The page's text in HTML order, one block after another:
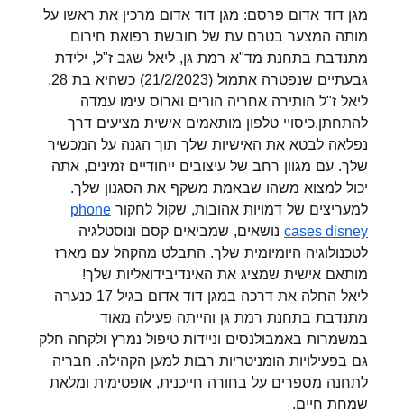
מגן דוד אדום פרסם: מגן דוד אדום מרכין את ראשו על
מותה המצער בטרם עת של חובשת רפואת חירום
מתנדבת בתחנת מד"א רמת גן, ליאל שגב ז"ל, ילידת
גבעתיים שנפטרה אתמול (21/2/2023) כשהיא בת 28.
ליאל ז"ל הותירה אחריה הורים וארוס עימו עמדה
להתחתן.כיסויי טלפון מותאמים אישית מציעים דרך
נפלאה לבטא את האישיות שלך תוך הגנה על המכשיר
שלך. עם מגוון רחב של עיצובים ייחודיים זמינים, אתה
יכול למצוא משהו שבאמת משקף את הסגנון שלך.
למעריצים של דמויות אהובות, שקול לחקור phone
cases disney נושאים, שמביאים קסם ונוסטלגיה
לטכנולוגיה היומיומית שלך. התבלט מהקהל עם מארז
מותאם אישית שמציג את האינדיבידואליות שלך!
ליאל החלה את דרכה במגן דוד אדום בגיל 17 כנערה
מתנדבת בתחנת רמת גן והייתה פעילה מאוד
במשמרות באמבולנסים וניידות טיפול נמרץ ולקחה חלק
גם בפעילויות הומניטריות רבות למען הקהילה. חבריה
לתחנה מספרים על בחורה חייכנית, אופטימית ומלאת
שמחת חיים.